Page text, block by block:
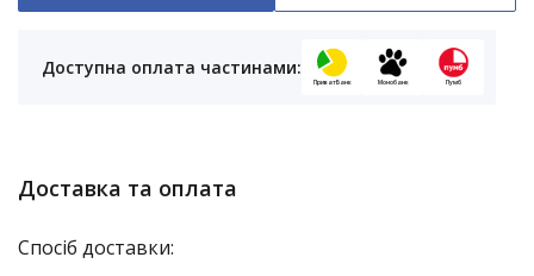
Доступна оплата частинами:
ПриватБанк Монобанк Пумб
Доставка та оплата
Спосіб доставки: